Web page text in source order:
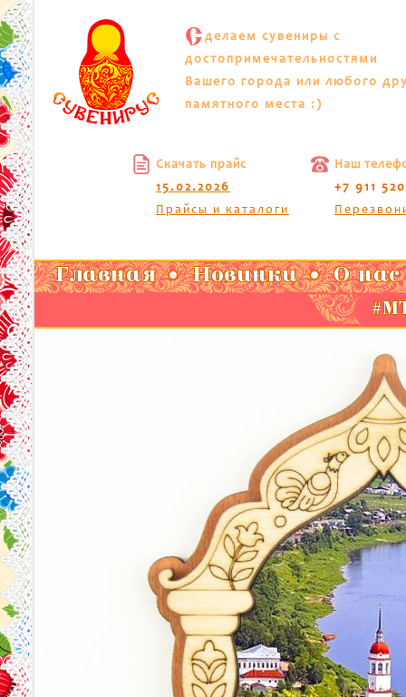
С делаем сувениры с
достопримечательностями
Вашего города или любого
памятного места :)
Скачать прайс
15.02.2026
Прайсы и каталоги
Наш
+7 911
Главная Новинки О нас